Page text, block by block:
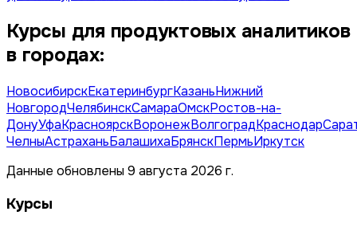
Курсы для продуктовых аналитиков
в городах:
НовосибирскЕкатеринбургКазаньНижний
НовгородЧелябинскСамараОмскРостов-на-
ДонуУфаКрасноярскВоронежВолгоградКраснодар
ЧелныАстраханьБалашихаБрянскПермьИркутск
Данные обновлены 9 августа 2026 г.
Курсы